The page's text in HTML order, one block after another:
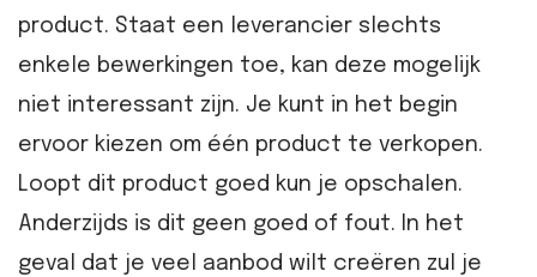
product. Staat een leverancier slechts
enkele bewerkingen toe, kan deze mogelijk
niet interessant zijn. Je kunt in het begin
ervoor kiezen om één product te verkopen.
Loopt dit product goed kun je opschalen.
Anderzijds is dit geen goed of fout. In het
geval dat je veel aanbod wilt creëren zul je